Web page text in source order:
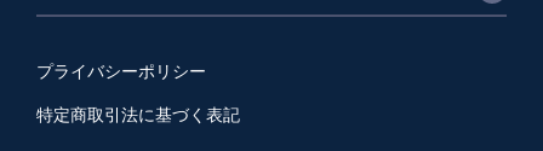
プライバシーポリシー
特定商取引法に基づく表記